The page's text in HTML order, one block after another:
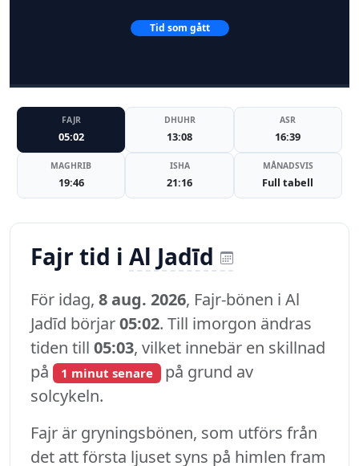
Tid som gått
FAJR
05:02
DHUHR
13:08
ASR
16:39
MAGHRIB
19:46
ISHA
21:16
MÅNADSVIS
Full tabell
Fajr tid i Al Jadīd
För idag, 8 aug. 2026, Fajr-bönen i Al
Jadīd börjar05:02. Till imorgon ändras
tiden till 05:03, vilket innebär en skillnad
på
1 minut senare på grund av
solcykeln.
Fajr är gryningsbönen, som utförs från
det att första ljuset syns på himlen fram